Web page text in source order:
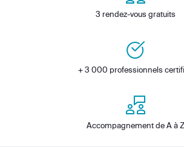
3 rendez-vous gratuits
+ 3 000 professionnels
Accompagnement de A à Z